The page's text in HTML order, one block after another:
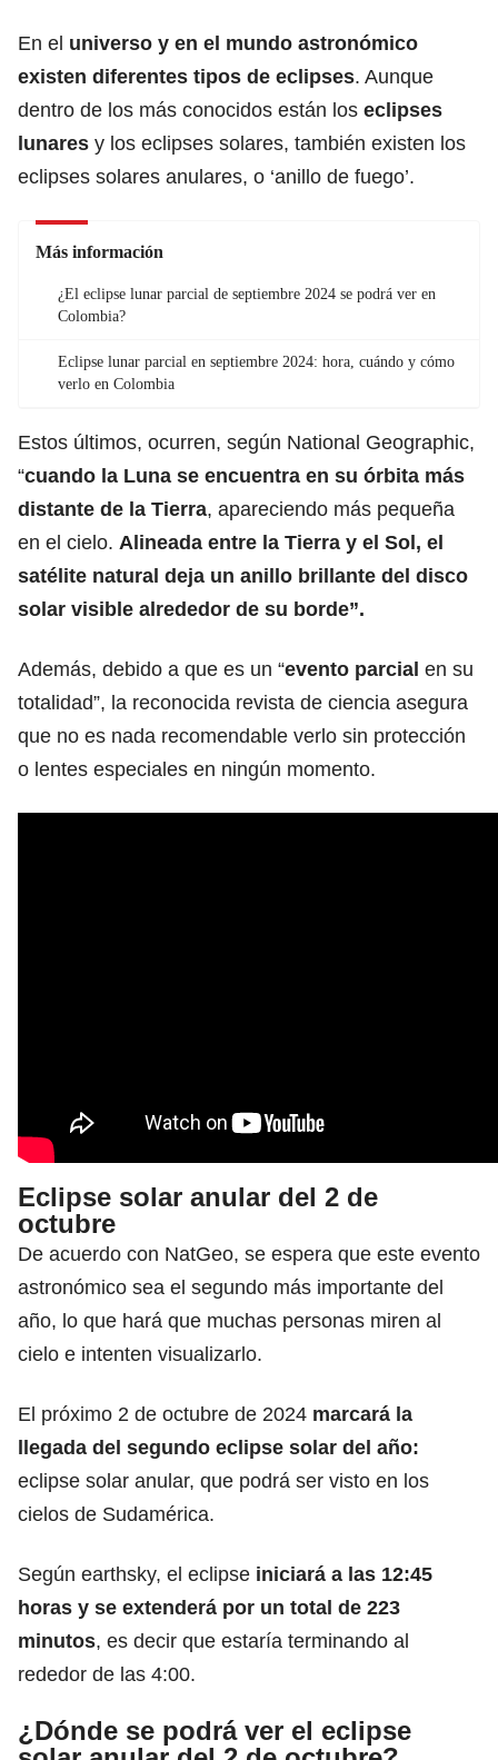
En el universo y en el mundo astronómico
existen diferentes tipos de eclipses. Aunque
dentro de los más conocidos están los eclipses
lunares y los eclipses solares, también existen los
eclipses solares anulares, o ‘anillo de fuego’.
Más información
¿El eclipse lunar parcial de septiembre 2024 se podrá ver en
Colombia?
Eclipse lunar parcial en septiembre 2024: hora, cuándo y cómo
verlo en Colombia
Estos últimos, ocurren, según National Geographic,
“cuando la Luna se encuentra en su órbita más
distante de la Tierra, apareciendo más pequeña
en el cielo. Alineada entre la Tierra y el Sol, el
satélite natural deja un anillo brillante del disco
solar visible alrededor de su borde”.
Además, debido a que es un “evento parcial en su
totalidad”, la reconocida revista de ciencia asegura
que no es nada recomendable verlo sin protección
o lentes especiales en ningún momento.
Eclipse solar anular del 2 de
octubre
De acuerdo con NatGeo, se espera que este evento
astronómico sea el segundo más importante del
año, lo que hará que muchas personas miren al
cielo e intenten visualizarlo.
El próximo 2 de octubre de 2024 marcará la
llegada del segundo eclipse solar del año:
eclipse solar anular, que podrá ser visto en los
cielos de Sudamérica.
Según earthsky, el eclipse iniciará a las 12:45
horas y se extenderá por un total de 223
minutos, es decir que estaría terminando al
rededor de las 4:00.
¿Dónde se podrá ver el eclipse